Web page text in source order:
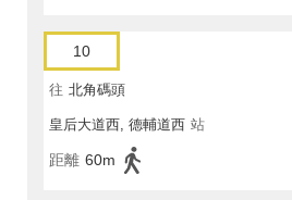
10
往 北角碼頭
皇后大道西, 德輔道西 站
距離 60m